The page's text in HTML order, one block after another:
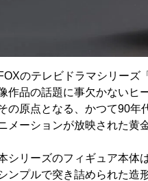
のテレビドラマシリーズ
作品の話題に事欠かないヒ
の原点となる、かつて90年
メーションが放映された黄
シリーズのフィギュア本体
ンプルで突き詰められた造